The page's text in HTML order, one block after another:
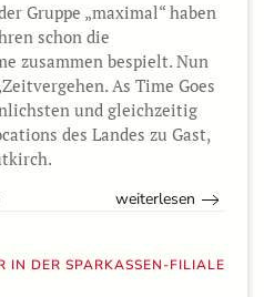
Gruppe „maximal“ haben
schon die
zusammen bespielt. Nun
As Time Goes
und gleichzeitig
des Landes zu Gast,
weiterlesen
IN DER SPARKASSEN-FILIALE